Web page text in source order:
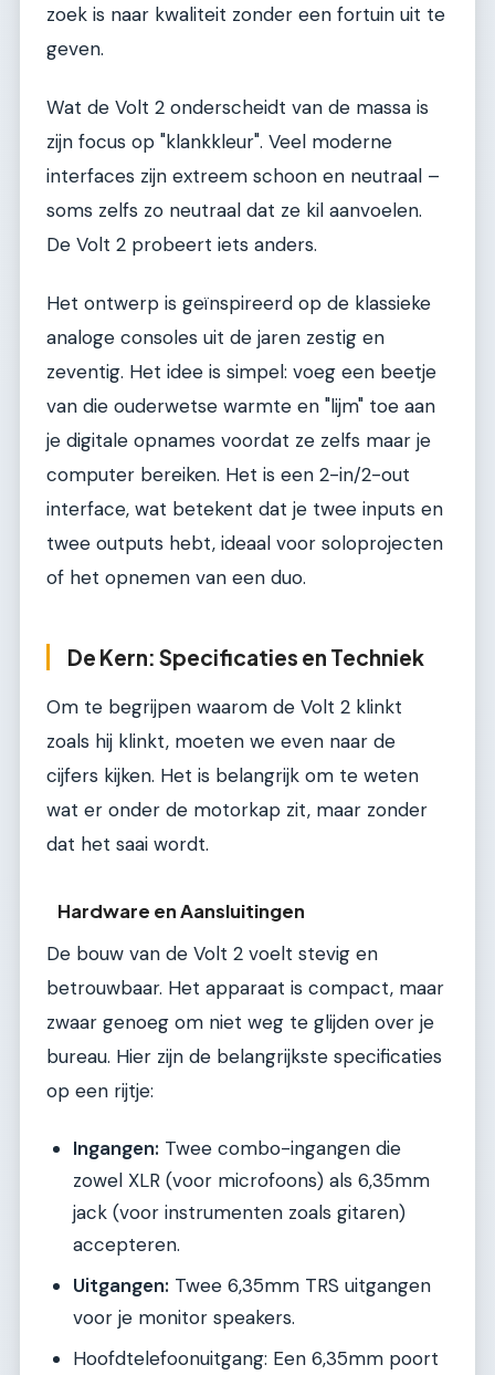
zoek is naar kwaliteit zonder een fortuin uit te
geven.
Wat de Volt 2 onderscheidt van de massa is
zijn focus op "klankkleur". Veel moderne
interfaces zijn extreem schoon en neutraal –
soms zelfs zo neutraal dat ze kil aanvoelen.
De Volt 2 probeert iets anders.
Het ontwerp is geïnspireerd op de klassieke
analoge consoles uit de jaren zestig en
zeventig. Het idee is simpel: voeg een beetje
van die ouderwetse warmte en "lijm" toe aan
je digitale opnames voordat ze zelfs maar je
computer bereiken. Het is een 2-in/2-out
interface, wat betekent dat je twee inputs en
twee outputs hebt, ideaal voor soloprojecten
of het opnemen van een duo.
De Kern: Specificaties en Techniek
Om te begrijpen waarom de Volt 2 klinkt
zoals hij klinkt, moeten we even naar de
cijfers kijken. Het is belangrijk om te weten
wat er onder de motorkap zit, maar zonder
dat het saai wordt.
Hardware en Aansluitingen
De bouw van de Volt 2 voelt stevig en
betrouwbaar. Het apparaat is compact, maar
zwaar genoeg om niet weg te glijden over je
bureau. Hier zijn de belangrijkste specificaties
op een rijtje:
Ingangen: Twee combo-ingangen die
zowel XLR (voor microfoons) als 6,35mm
jack (voor instrumenten zoals gitaren)
accepteren.
Uitgangen: Twee 6,35mm TRS uitgangen
voor je monitor speakers.
Hoofdtelefoonuitgang: Een 6,35mm poort